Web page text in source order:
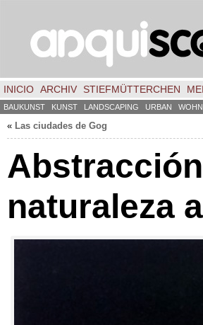
INICIO ARCHIV STIEFMÜTTERCHEN
BAUKUNST KUNST LANDSCAPING URBAN
« Las ciudades de Gog
naturaleza